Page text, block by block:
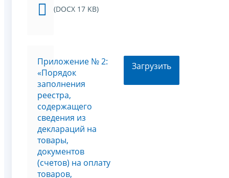
(DOCX 17 KB)
Приложение № 2:
«Порядок
заполнения
реестра,
содержащего
сведения из
деклараций на
товары,
документов
(счетов) на оплату
товаров,
Загрузить